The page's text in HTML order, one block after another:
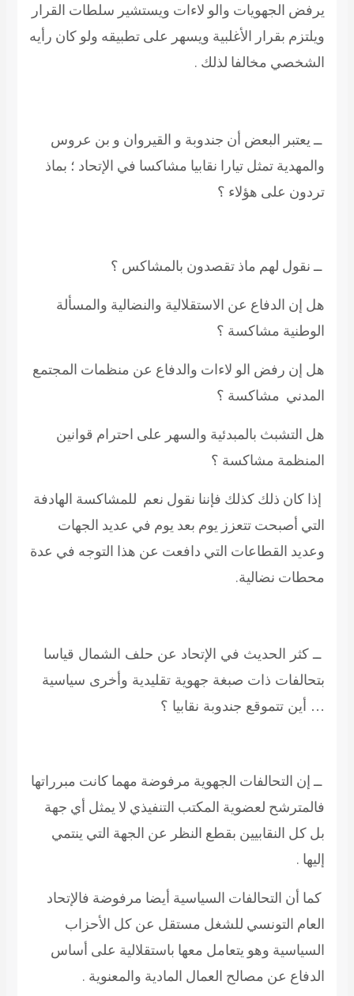
يرفض الجهويات والو لاءات ويستشير سلطات القرار
ويلتزم بقرار الأغلبية ويسهر على تطبيقه ولو كان رأيه
الشخصي مخالفا لذلك .
ــ يعتبر البعض أن جندوبة و القيروان و بن عروس
والمهدية تمثل تيارا نقابيا مشاكسا في الإتحاد ؛ بماذ
تردون على هؤلاء ؟
ــ نقول لهم ماذ تقصدون بالمشاكس ؟
هل إن الدفاع عن الاستقلالية والنضالية والمسألة
الوطنية مشاكسة ؟
هل إن رفض الو لاءات والدفاع عن منظمات المجتمع
المدني مشاكسة ؟
هل التشبث بالمبدئية والسهر على احترام قوانين
المنظمة مشاكسة ؟
إذا كان ذلك كذلك فإننا نقول نعم للمشاكسة الهادفة
التي أصبحت تتعزز يوم بعد يوم في عديد الجهات
وعديد القطاعات التي دافعت عن هذا التوجه في عدة
محطات نضالية.
ــ كثر الحديث في الإتحاد عن حلف الشمال قياسا
بتحالفات ذات صبغة جهوية تقليدية وأخرى سياسية
… أين تتموقع جندوبة نقابيا ؟
ــ إن التحالفات الجهوية مرفوضة مهما كانت مبرراتها
فالمترشح لعضوية المكتب التنفيذي لا يمثل أي جهة
بل كل النقابيين بقطع النظر عن الجهة التي ينتمي
إليها .
كما أن التحالفات السياسية أيضا مرفوضة فالإتحاد
العام التونسي للشغل مستقل عن كل الأحزاب
السياسية وهو يتعامل معها باستقلالية على أساس
الدفاع عن مصالح العمال المادية والمعنوية .